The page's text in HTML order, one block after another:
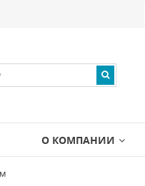
О КОМПАНИИ